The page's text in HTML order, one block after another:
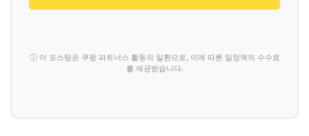
ⓘ 이 포스팅은 쿠팡 파트너스 활동의 일환으로, 이에 따른 일정액의 수수료
를 제공받습니다.